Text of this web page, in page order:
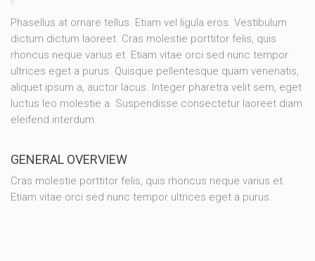
Phasellus at ornare tellus. Etiam vel ligula eros. Vestibulum
dictum dictum laoreet. Cras molestie porttitor felis, quis
rhoncus neque varius et. Etiam vitae orci sed nunc tempor
ultrices eget a purus. Quisque pellentesque quam venenatis,
aliquet ipsum a, auctor lacus. Integer pharetra velit sem, eget
luctus leo molestie a. Suspendisse consectetur laoreet diam
eleifend interdum.
GENERAL OVERVIEW
Cras molestie porttitor felis, quis rhoncus neque varius et.
Etiam vitae orci sed nunc tempor ultrices eget a purus.